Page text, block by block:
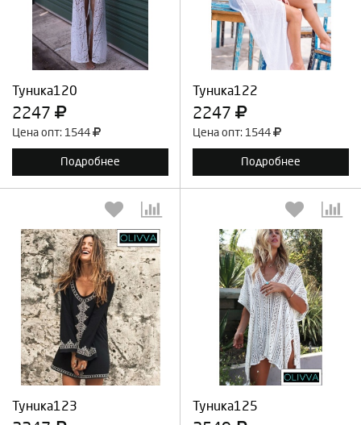
Туника120
2247
Цена опт: 1544
Подробнее
Продолжить Отмена
Туника122
2247
Цена опт: 1544
Подробнее
Продолжить Отмена
Туника123
Выберите количество:
Продолжить Отмена
Туника125
Выберите количество:
Продолжить Отмена